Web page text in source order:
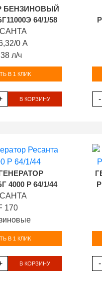
БЕНЗИНОВЫЙ
64/1/58
0 А
л/ч
В 1 КЛИК
В КОРЗИНУ -
4000 Р 64/1/44
170
В 1 КЛИК
В КОРЗИНУ -